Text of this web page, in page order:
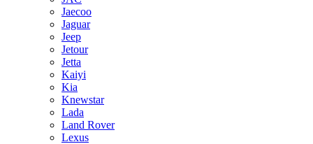
Jaecoo
Jaguar
Jeep
Jetour
Jetta
Kaiyi
Kia
Knewstar
Lada
Land Rover
Lexus